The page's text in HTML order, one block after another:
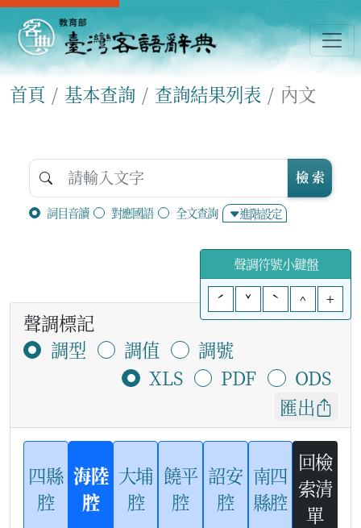
首頁 基本查詢 查詢結果列表 內文
詞目音讀 對應國語 全文查詢 進階設定
檢 索
聲調符號小鍵盤
ˊ
ˇ ˋ ^ +
聲調標記
調型
調值
調號
XLS
PDF
ODS
匯出
四縣
腔
海陸
腔
大埔
腔
饒平
腔
詔安
腔
南四
縣腔
回檢
索清
單